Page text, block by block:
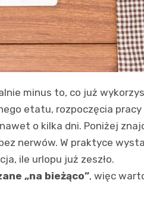
minus to, co już
etatu, rozpoczęcia pracy
o kilka dni. Poniżej
nerwów. W praktyce
ile urlopu już zeszło.
„na bieżąco”, więc